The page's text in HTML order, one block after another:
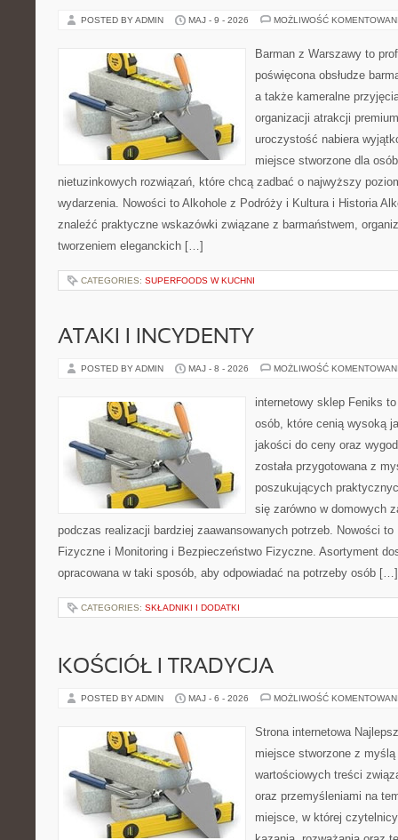
POSTED BY ADMIN MAJ - 9 - 2026 MOŻLIWOŚĆ
Barman z Warszawy to
poświęcona obsłudze
a także kameralne
organizacji atrakcji
uroczystość nabiera
miejsce stworzone dla
nietuzinkowych rozwiązań, które chcą zadbać o najwyższy
wydarzenia. Nowości to Alkohole z Podróży i Kultura i Historia
znaleźć praktyczne wskazówki związane z barmaństwem,
tworzeniem eleganckich […]
CATEGORIES: SUPERFOODS W KUCHNI
ATAKI I INCYDENTY
POSTED BY ADMIN MAJ - 8 - 2026 MOŻLIWOŚĆ
internetowy sklep Feniks
osób, które cenią wysoką
jakości do ceny oraz
została przygotowana z
poszukujących
się zarówno w domowych
podczas realizacji bardziej zaawansowanych potrzeb. Nowości
Fizyczne i Monitoring i Bezpieczeństwo Fizyczne. Asortyment
opracowana w taki sposób, aby odpowiadać na potrzeby osób […]
CATEGORIES: SKŁADNIKI I DODATKI
KOŚCIÓŁ I TRADYCJA
POSTED BY ADMIN MAJ - 6 - 2026 MOŻLIWOŚĆ
Strona internetowa
miejsce stworzone z
wartościowych treści
oraz przemyśleniami na
miejsce, w której